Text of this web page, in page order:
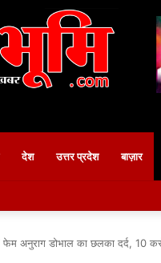
देश उत्तर प्रदेश बाज़ार
अनुराग डोभाल का छलका दर्द, 10